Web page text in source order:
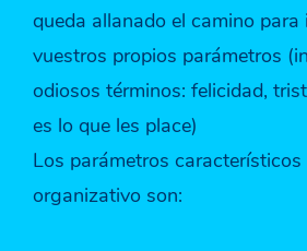
queda allanado el camino para
vuestros propios parámetros
odiosos términos: felicidad,
es lo que les place)
Los parámetros característicos
organizativo son: